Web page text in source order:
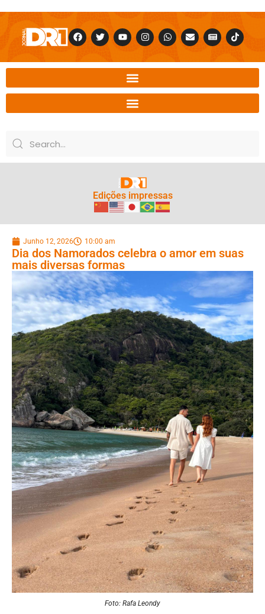
Edições impressas
Junho 12, 2026 10:00 am
Dia dos Namorados celebra o amor em suas
mais diversas formas
Foto: Rafa Leondy